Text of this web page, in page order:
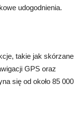
udogodnienia.
takie jak skórzane
GPS oraz
się od około 85 000